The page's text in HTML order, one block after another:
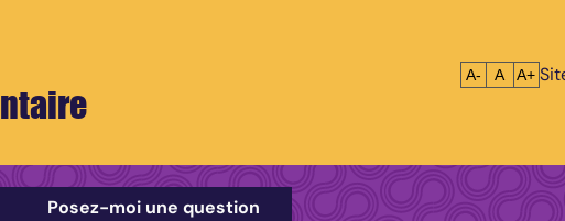
Réduire le
A- A A+
Posez-moi une question